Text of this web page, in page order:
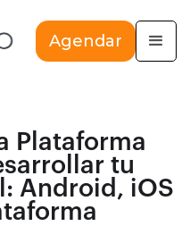
Agendar
Plataforma
tu
Android, iOS